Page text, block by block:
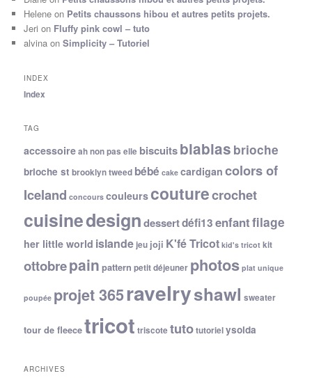
Helene on Petits chaussons hibou et autres petits projets.
Jeri on Fluffy pink cowl – tuto
alvina onSimplicity – Tutoriel
INDEX
Index
TAG
accessoireah non pas elle biscuitsblablas brioche
brioche st brooklyn tweed bébé cake cardigan colors of
Iceland concours couleurscouturecrochet
cuisinedesigndessertdéfi13enfantfilage
her little world islande jeu joji K'fé Tricot kid's tricot kit
ottobrepain pattern petit déjeuner photos plat unique
poupée projet 365ravelryshawl sweater
tour de fleecetricot triscote tutotutorielysolda
ARCHIVES